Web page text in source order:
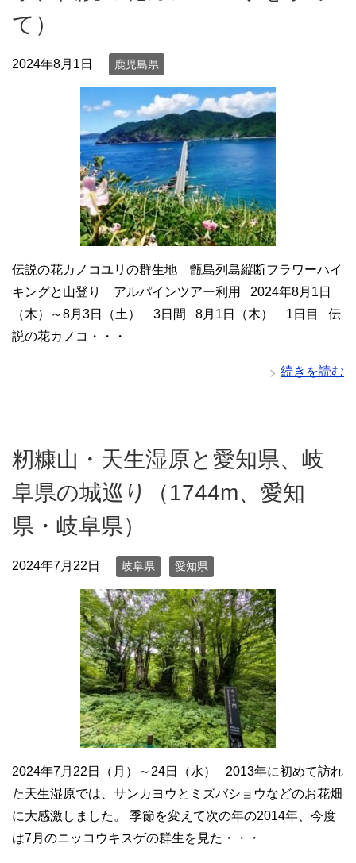
て）
2024年8月1日 鹿児島県
伝説の花カノコユリの群生地 甑島列島縦断フラワーハイ
キングと山登り アルパインツアー利用 2024年8月1日
（木）～8月3日（土） 3日間 8月1日（木） 1日目 伝
説の花カノコ・・・
続きを読む
籾糠山・天生湿原と愛知県、岐
阜県の城巡り（1744m、愛知
県・岐阜県）
2024年7月22日 岐阜県 愛知県
2024年7月22日（月）～24日（水） 2013年に初めて訪れ
た天生湿原では、サンカヨウとミズバショウなどのお花畑
に大感激しました。 季節を変えて次の年の2014年、今度
は7月のニッコウキスゲの群生を見た・・・